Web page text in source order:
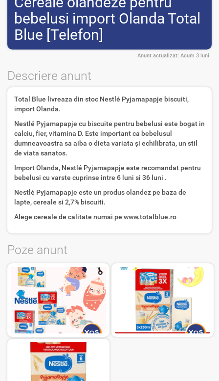
bebelusi import Olanda Total
Blue [Telefon]
Anunt actualizat: Acum 3 luni
Descriere anunt
Total Blue livreaza din stoc Nestlé Pyjamapapje biscuiti,
import Olanda.
Nestlé Pyjamapapje cu biscuite pentru bebelusi este bogat in
calciu, fier, vitamina D. Este important ca bebelusul
dumneavoastra sa aiba o dieta variata și echilibrata, un stil
de viata sanatos.
Import Olanda, Nestlé Pyjamapapje este recomandat pentru
bebelusi cu varste cuprinse intre 6 luni si 36 luni .
Nestlé Pyjamapapje este un produs olandez pe baza de
lapte, cereale si 2,7% biscuiti.
Alege cereale de calitate numai pe www.totalblue.ro
Poze anunt